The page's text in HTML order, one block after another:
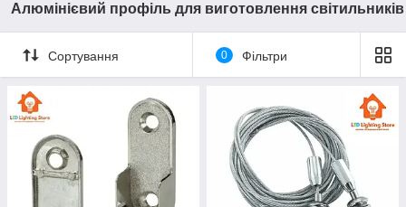
Алюмінієвий профіль для виготовлення світильників
Сортування 0 Фільтри